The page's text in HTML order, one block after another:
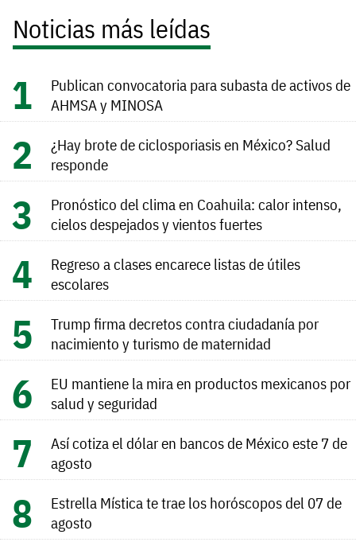
Noticias más leídas
Publican convocatoria para subasta de activos de
AHMSA y MINOSA
¿Hay brote de ciclosporiasis en México? Salud
responde
Pronóstico del clima en Coahuila: calor intenso,
cielos despejados y vientos fuertes
Regreso a clases encarece listas de útiles
escolares
Trump firma decretos contra ciudadanía por
nacimiento y turismo de maternidad
EU mantiene la mira en productos mexicanos por
salud y seguridad
Así cotiza el dólar en bancos de México este 7 de
agosto
Estrella Mística te trae los horóscopos del 07 de
agosto